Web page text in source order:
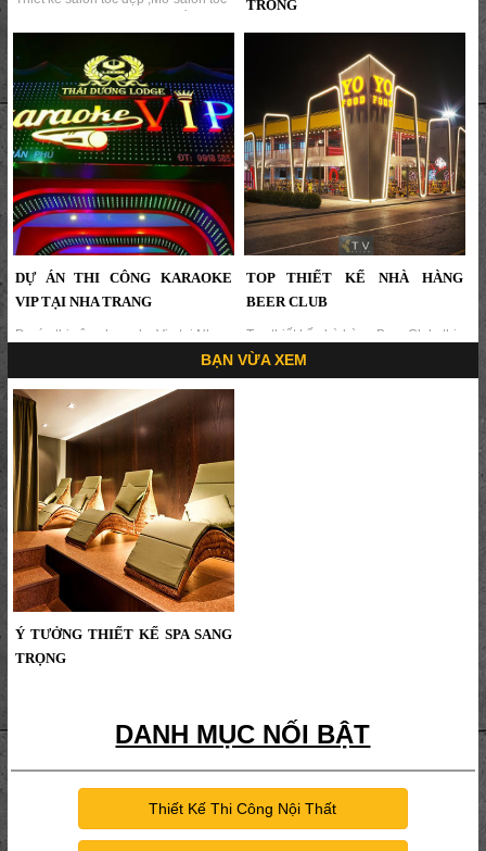
gội đầu, uốn sấy tóc,Để có salon tóc
hấp dẫn, thu hút khách phải thiết kế
nội thất chuyên nghiệp...
TRỌNG
Thiết kế thi công phòng karaoke
phòng Vip,nội thất phòng Karaoke
chuyên nghiệp - KTVDECOR 5 năm
kinh nghiệm thiết kế phòng karaoke
tại TPHCM, miền Nam , miền Tây...
DỰ ÁN THI CÔNG KARAOKE
VIP TẠI NHA TRANG
Dự án thi công karaoke Vip tại Nha
Karaoke‎ chuyên nghiệp , giá thành
cạnh tranh hợp lý...
TOP THIẾT KẾ NHÀ HÀNG
BEER CLUB
Top thiết kế nhà hàng Beer Club, thi
công nhà hàng quán nhậu,Khái
BẠN VỪA XEM
Ý TƯỞNG THIẾT KẾ SPA SANG
TRỌNG
DANH MỤC NỐI BẬT
Thiết Kế Thi Công Nội Thất